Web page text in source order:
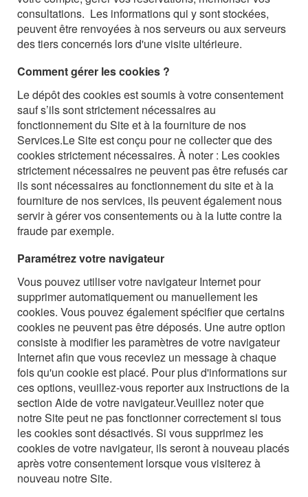
consultations. Les informations qui y sont stockées,
peuvent être renvoyées à nos serveurs ou aux serveurs
des tiers concernés lors d'une visite ultérieure.
Comment gérer les cookies ?
Le dépôt des cookies est soumis à votre consentement
sauf s’ils sont strictement nécessaires au
fonctionnement du Site et à la fourniture de nos
Services.Le Site est conçu pour ne collecter que des
cookies strictement nécessaires. À noter : Les cookies
strictement nécessaires ne peuvent pas être refusés car
ils sont nécessaires au fonctionnement du site et à la
fourniture de nos services, ils peuvent également nous
servir à gérer vos consentements ou à la lutte contre la
fraude par exemple.
Paramétrez votre navigateur
Vous pouvez utiliser votre navigateur Internet pour
supprimer automatiquement ou manuellement les
cookies. Vous pouvez également spécifier que certains
cookies ne peuvent pas être déposés. Une autre option
consiste à modifier les paramètres de votre navigateur
Internet afin que vous receviez un message à chaque
fois qu'un cookie est placé. Pour plus d'informations sur
ces options, veuillez-vous reporter aux instructions de la
section Aide de votre navigateur.Veuillez noter que
notre Site peut ne pas fonctionner correctement si tous
les cookies sont désactivés. Si vous supprimez les
cookies de votre navigateur, ils seront à nouveau placés
après votre consentement lorsque vous visiterez à
nouveau notre Site.